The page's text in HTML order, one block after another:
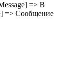
=> В
=> Сообщение